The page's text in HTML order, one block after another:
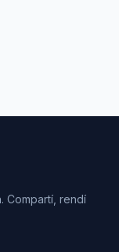
Compartí, rendí